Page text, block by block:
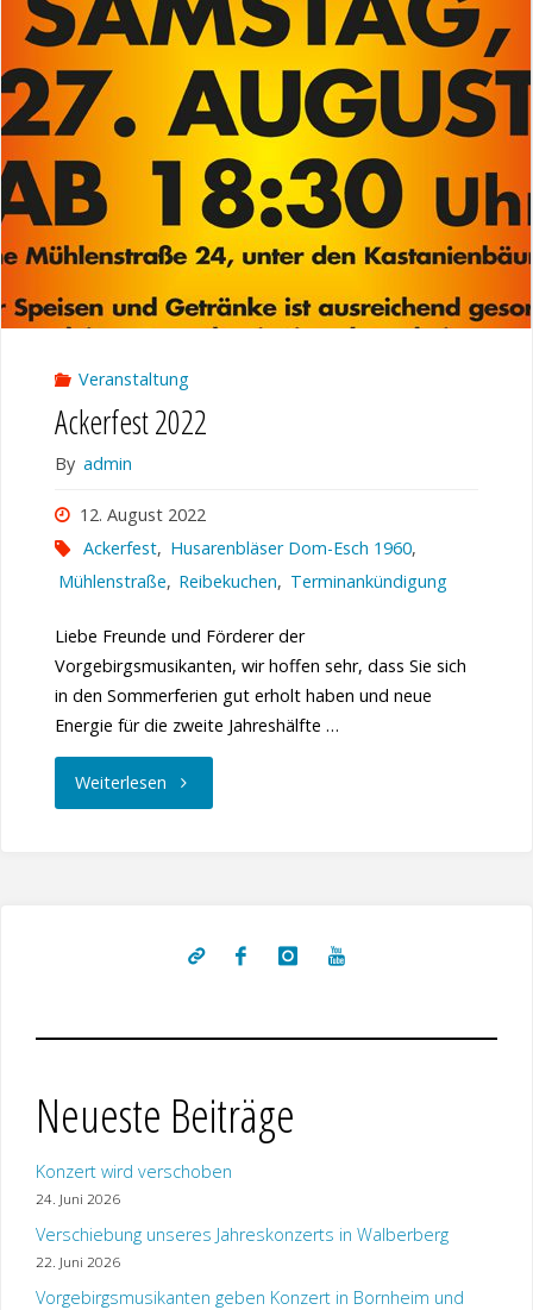
Veranstaltung
Ackerfest 2022
By admin
12. August 2022
Ackerfest, Husarenbläser Dom-Esch 1960,
Mühlenstraße, Reibekuchen, Terminankündigung
Liebe Freunde und Förderer der
Vorgebirgsmusikanten, wir hoffen sehr, dass Sie sich
in den Sommerferien gut erholt haben und neue
Energie für die zweite Jahreshälfte …
Weiterlesen"Ackerfest
Neueste Beiträge
Konzert wird verschoben
24. Juni 2026
Verschiebung unseres Jahreskonzerts in Walberberg
22. Juni 2026
Vorgebirgsmusikanten geben Konzert in Bornheim und